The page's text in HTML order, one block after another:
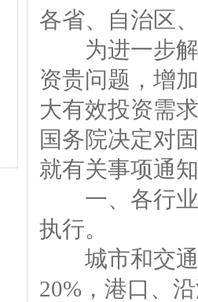
各省、自治区
为进一步解
资贵问题，增
大有效投资需
国务院决定对
就有关事项通
一、各行业
执行。
城市和交通
20% ，港口、